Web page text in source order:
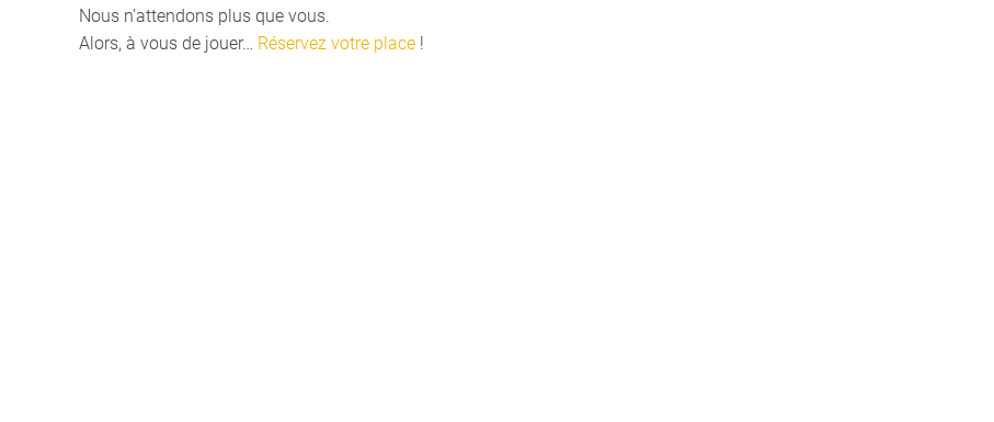
Nous n’attendons plus que vous.
Alors, à vous de jouer… Réservez votre place !